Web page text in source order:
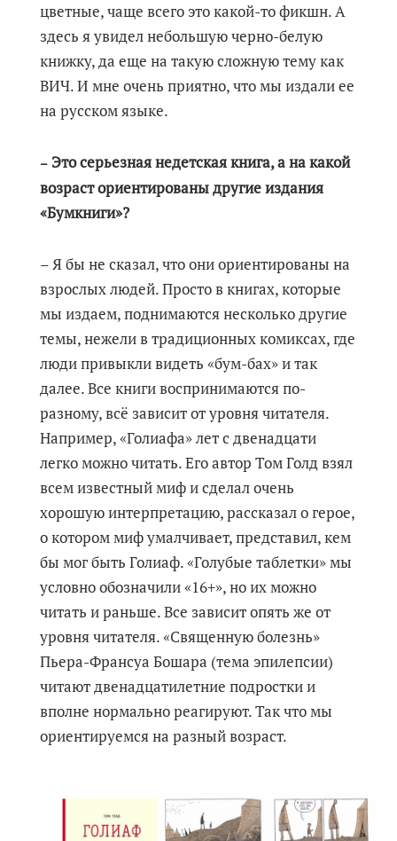
цветные, чаще всего это какой-то фикшн. А
здесь я увидел небольшую черно-белую
книжку, да еще на такую сложную тему как
ВИЧ. И мне очень приятно, что мы издали ее
на русском языке.
–Это серьезная недетская книга, а на какой
возраст ориентированы другие издания
«Бумкниги»?
– Я бы не сказал, что они ориентированы на
взрослых людей. Просто в книгах, которые
мы издаем, поднимаются несколько другие
темы, нежели в традиционных комиксах, где
люди привыкли видеть «бум-бах» и так
далее. Все книги воспринимаются по-
разному, всё зависит от уровня читателя.
Например, «Голиафа» лет с двенадцати
легко можно читать. Его автор Том Голд взял
всем известный миф и сделал очень
хорошую интерпретацию, рассказал о герое,
о котором миф умалчивает, представил, кем
бы мог быть Голиаф. «Голубые таблетки» мы
условно обозначили «16+», но их можно
читать и раньше. Все зависит опять же от
уровня читателя. «Священную болезнь»
Пьера-Франсуа Бошара (тема эпилепсии)
читают двенадцатилетние подростки и
вполне нормально реагируют. Так что мы
ориентируемся на разный возраст.